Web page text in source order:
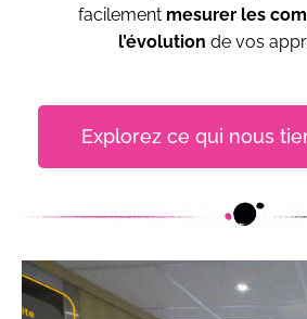
facilement mesurer les
l’évolution de vos
Explorez ce qui nous